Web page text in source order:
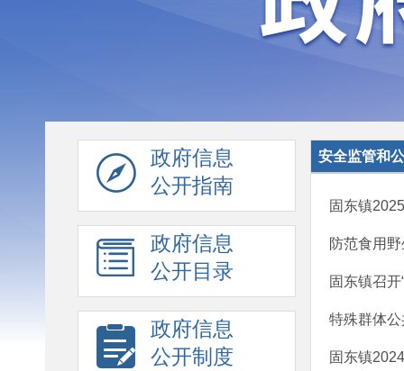
政府信息
公开指南
政府信息
公开目录
政府信息
公开制度
安全监管和
固东镇
防范食用
固东镇召
特殊群体
固东镇